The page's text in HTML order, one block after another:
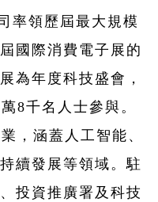
率領歷屆最大規模
國際消費電子展的
為年度科技盛會，
8千名人士參與。
，涵蓋人工智能、
續發展等領域。駐
投資推廣署及科技